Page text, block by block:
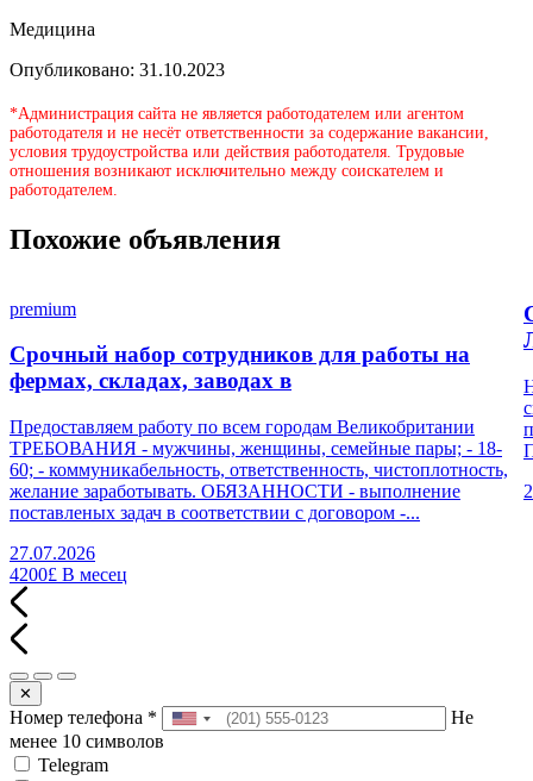
Медицина
Опубликовано: 31.10.2023
*Администрация сайта не является работодателем или агентом
работодателя и не несёт ответственности за содержание вакансии,
условия трудоустройства или действия работодателя. Трудовые
отношения возникают исключительно между соискателем и
работодателем.
Похожие объявления
premium
Срочный набор сотрудников для работы на
фермах, складах, заводах в
Предоставляем работу по всем городам Великобритании
ТРЕБОВАНИЯ - мужчины, женщины, семейные пары; - 18-
60; - коммуникабельность, ответственность, чистоплотность,
желание заработывать. ОБЯЗАННОСТИ - выполнение
поставленых задач в соответствии с договором -...
27.07.2026
4200£ В месец
✕
Номер телефона *
Не
менее 10 символов
Telegram